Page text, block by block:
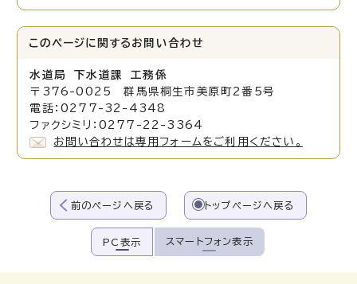
このページに関する お問い合わせ
水道局 下水道課 工務係
〒376-0025 群馬県桐生市美原町2番5号
電話：0277-32-4348
ファクシミリ：0277-22-3364
お問い合わせは専用フォームをご利用ください。
前のページへ戻る トップページへ戻る
PC表示 スマートフォン表示